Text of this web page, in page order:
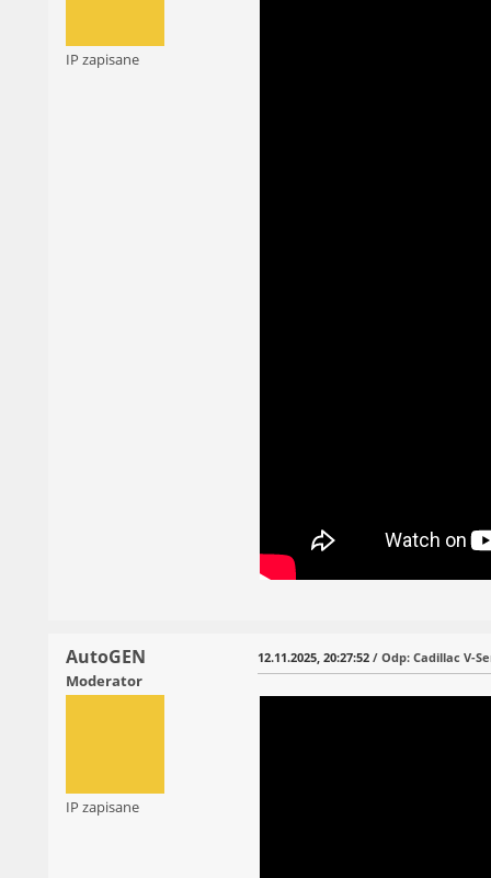
IP zapisane
AutoGEN
Moderator
IP zapisane
12.11.2025, 20:27:52 / Odp: Cadillac V-